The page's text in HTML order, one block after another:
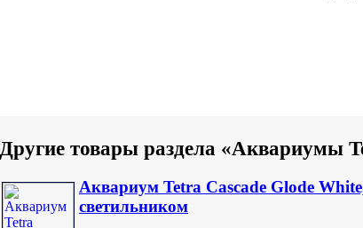
Другие товары раздела «Аквариумы
Аквариум Tetra Cascade Glode
светильником